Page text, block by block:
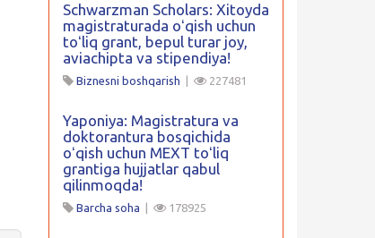
Schwarzman Scholars: Xitoyda
magistraturada oʻqish uchun
toʻliq grant, bepul turar joy,
aviachipta va stipendiya!
Biznesni boshqarish 227481
Yaponiya: Magistratura va
doktorantura bosqichida
oʻqish uchun MEXT toʻliq
grantiga hujjatlar qabul
qilinmoqda!
Barcha soha 178925